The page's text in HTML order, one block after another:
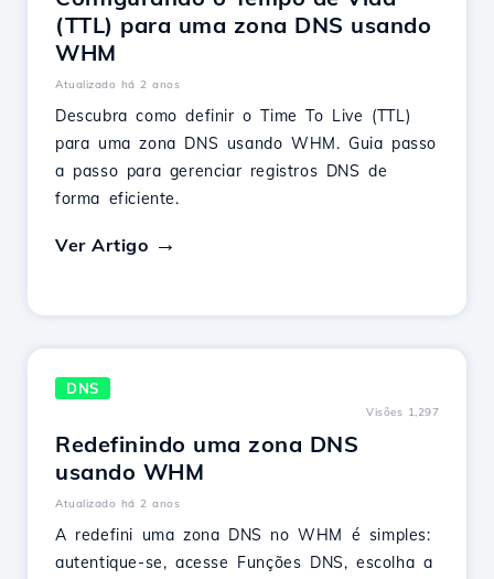
(TTL) para uma zona DNS usando
WHM
Atualizado há 2 anos
Descubra como definir o Time To Live (TTL)
para uma zona DNS usando WHM. Guia passo
a passo para gerenciar registros DNS de
forma eficiente.
Ver Artigo
DNS
Visões 1,297
Redefinindo uma zona DNS
usando WHM
Atualizado há 2 anos
A redefini uma zona DNS no WHM é simples:
autentique-se, acesse Funções DNS, escolha a